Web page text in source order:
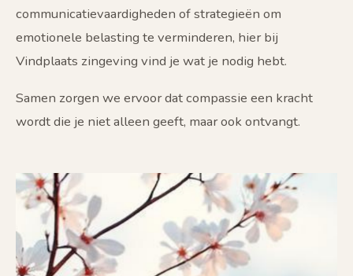
communicatievaardigheden of strategieën om
emotionele belasting te verminderen, hier bij
Vindplaats zingeving vind je wat je nodig hebt.
Samen zorgen we ervoor dat compassie een kracht
wordt die je niet alleen geeft, maar ook ontvangt.